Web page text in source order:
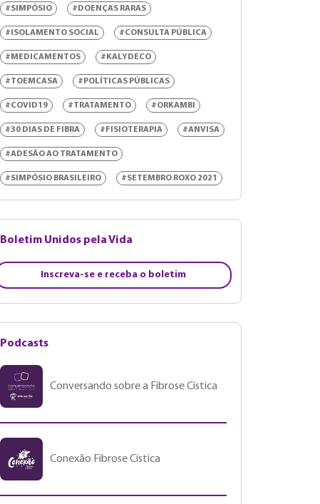
#SIMPÓSIO #DOENÇAS RARAS
#ISOLAMENTO SOCIAL #CONSULTA PÚBLICA
#MEDICAMENTOS #KALYDECO
#TOEMCASA #POLÍTICAS PÚBLICAS
#COVID19 #TRATAMENTO #ORKAMBI
#30 DIAS DE FIBRA #FISIOTERAPIA #ANVISA
#ADESÃO AO TRATAMENTO
#SIMPÓSIO BRASILEIRO #SETEMBRO ROXO 2021
Boletim Unidos pela Vida
Inscreva-se e receba o boletim
Podcasts
Conversando sobre a Fibrose Cística
Conexão Fibrose Cística